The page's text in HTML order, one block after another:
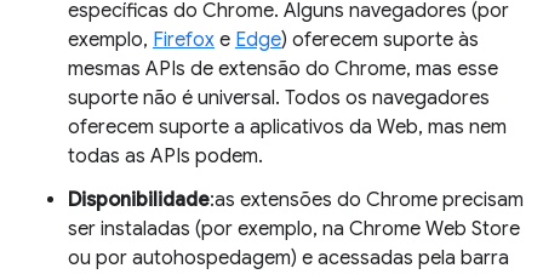
específicas do Chrome. Alguns navegadores (por
exemplo, Firefox e Edge) oferecem suporte às
mesmas APIs de extensão do Chrome, mas esse
suporte não é universal. Todos os navegadores
oferecem suporte a aplicativos da Web, mas nem
todas as APIs podem.
Disponibilidade:as extensões do Chrome precisam
ser instaladas (por exemplo, na Chrome Web Store
ou por autohospedagem) e acessadas pela barra